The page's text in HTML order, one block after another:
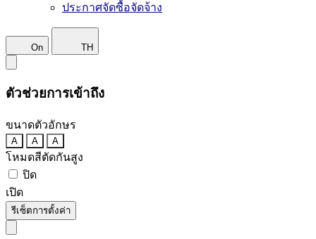
ประกาศจัดซื้อจัดจ้าง
On TH
ตัวช่วยการเข้าถึง
ขนาดตัวอักษร
A A A
โหมดสีตัดกันสูง
ปิด
เปิด
รีเซ็ตการตั้งค่า